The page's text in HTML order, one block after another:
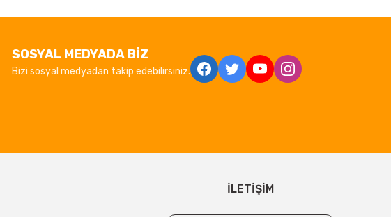
SOSYAL MEDYADA BİZ
Bizi sosyal medyadan takip edebilirsiniz.
İLETİŞİM